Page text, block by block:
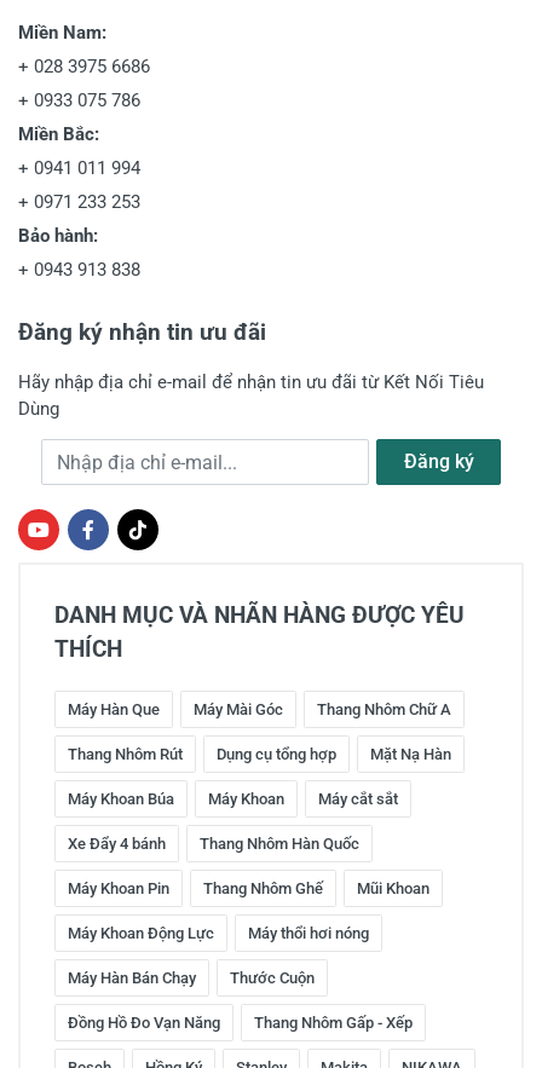
Miền Nam:
+ 028 3975 6686
+ 0933 075 786
Miền Bắc:
+ 0941 011 994
+ 0971 233 253
Bảo hành:
+ 0943 913 838
Đăng ký nhận tin ưu đãi
Hãy nhập địa chỉ e-mail để nhận tin ưu đãi từ Kết Nối Tiêu
Dùng
Địa chỉ e-mail Đăng ký
DANH MỤC VÀ NHÃN HÀNG ĐƯỢC YÊU
THÍCH
Máy Hàn Que Máy Mài Góc Thang Nhôm Chữ A
Thang Nhôm Rút Dụng cụ tổng hợp Mặt Nạ Hàn
Máy Khoan Búa Máy Khoan Máy cắt sắt
Xe Đẩy 4 bánh Thang Nhôm Hàn Quốc
Máy Khoan Pin Thang Nhôm Ghế Mũi Khoan
Máy Khoan Động Lực Máy thổi hơi nóng
Máy Hàn Bán Chạy Thước Cuộn
Đồng Hồ Đo Vạn Năng Thang Nhôm Gấp - Xếp